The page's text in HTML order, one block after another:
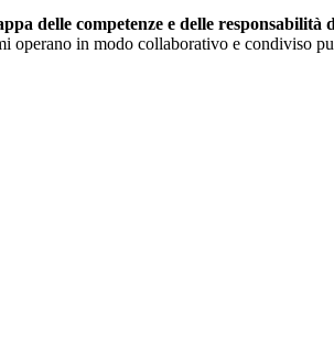
delle competenze e delle responsabilità
operano in modo collaborativo e condiviso